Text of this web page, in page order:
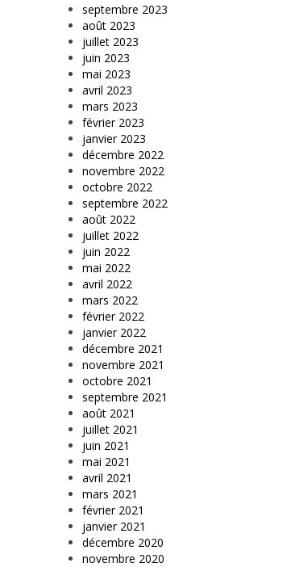
septembre 2023
août 2023
juillet 2023
juin 2023
mai 2023
avril 2023
mars 2023
février 2023
janvier 2023
décembre 2022
novembre 2022
octobre 2022
septembre 2022
août 2022
juillet 2022
juin 2022
mai 2022
avril 2022
mars 2022
février 2022
janvier 2022
décembre 2021
novembre 2021
octobre 2021
septembre 2021
août 2021
juillet 2021
juin 2021
mai 2021
avril 2021
mars 2021
février 2021
janvier 2021
décembre 2020
novembre 2020